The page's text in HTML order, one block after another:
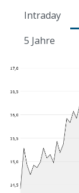
Intraday
5 Jahre